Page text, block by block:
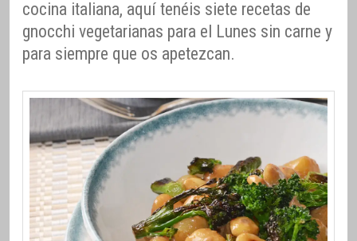
cocina italiana, aquí tenéis siete recetas de
gnocchi vegetarianas para el Lunes sin carne y
para siempre que os apetezcan.